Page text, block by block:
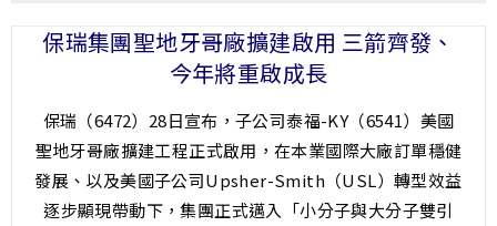
保瑞集團聖地牙哥廠擴建啟用 三箭齊發、
今年將重啟成長
保瑞（6472）28日宣布，子公司泰福-KY（6541）美國
聖地牙哥廠擴建工程正式啟用，在本業國際大廠訂單穩健
發展、以及美國子公司Upsher-Smith（USL）轉型效益
逐步顯現帶動下，集團正式邁入「小分子與大分子雙引